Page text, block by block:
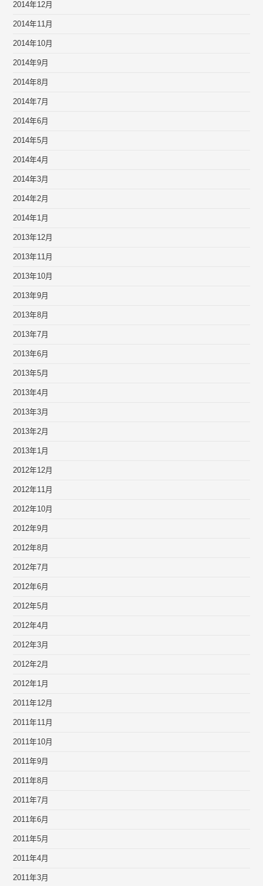
2014年12月
2014年11月
2014年10月
2014年9月
2014年8月
2014年7月
2014年6月
2014年5月
2014年4月
2014年3月
2014年2月
2014年1月
2013年12月
2013年11月
2013年10月
2013年9月
2013年8月
2013年7月
2013年6月
2013年5月
2013年4月
2013年3月
2013年2月
2013年1月
2012年12月
2012年11月
2012年10月
2012年9月
2012年8月
2012年7月
2012年6月
2012年5月
2012年4月
2012年3月
2012年2月
2012年1月
2011年12月
2011年11月
2011年10月
2011年9月
2011年8月
2011年7月
2011年6月
2011年5月
2011年4月
2011年3月